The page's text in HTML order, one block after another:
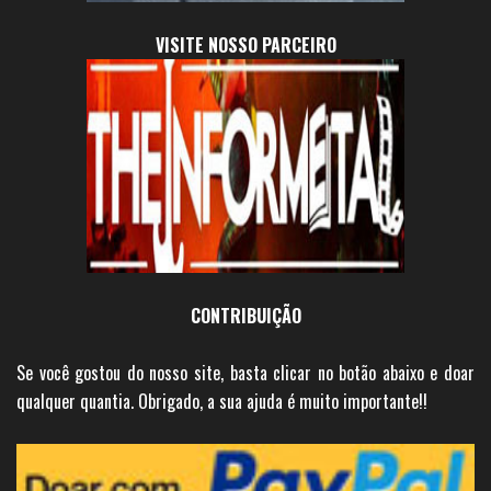
VISITE NOSSO PARCEIRO
CONTRIBUIÇÃO
Se você gostou do nosso site, basta clicar no botão abaixo e doar
qualquer quantia. Obrigado, a sua ajuda é muito importante!!